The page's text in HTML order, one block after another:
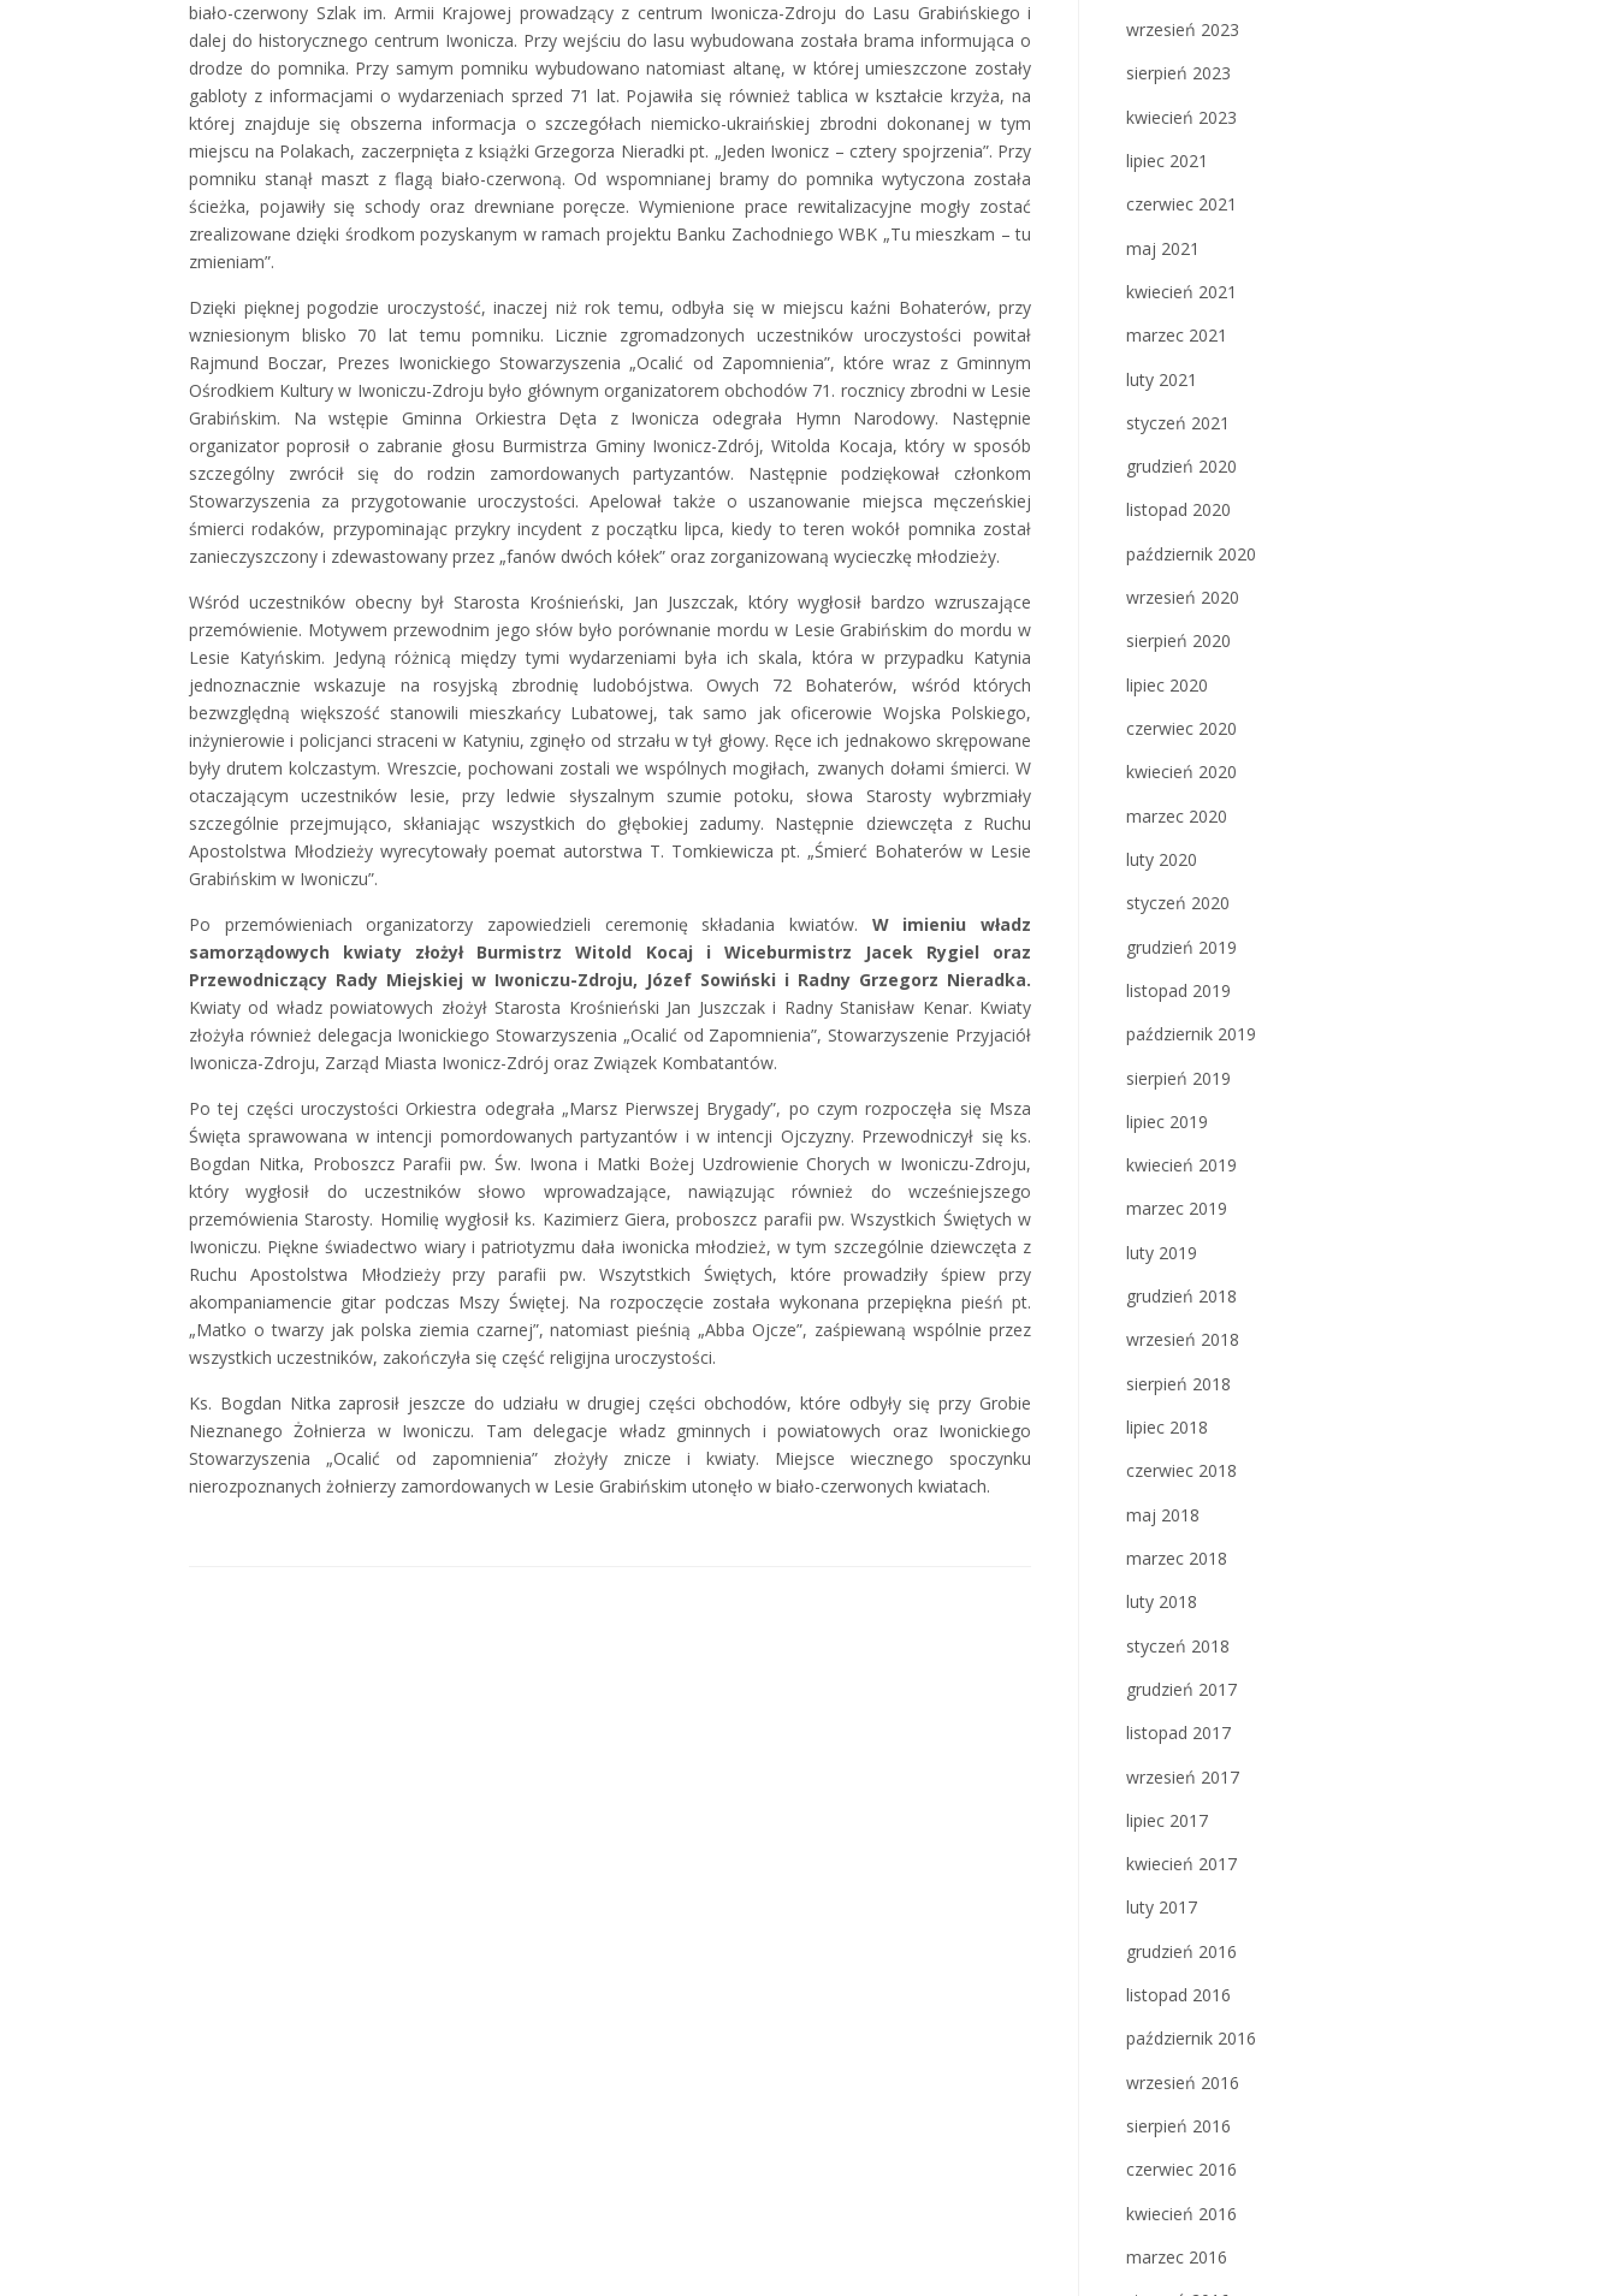
biało-czerwony Szlak im. Armii Krajowej prowadzący z centrum Iwonicza-Zdroju do Lasu Grabińskiego i
dalej do historycznego centrum Iwonicza. Przy wejściu do lasu wybudowana została brama informująca o
drodze do pomnika. Przy samym pomniku wybudowano natomiast altanę, w której umieszczone zostały
gabloty z informacjami o wydarzeniach sprzed 71 lat. Pojawiła się również tablica w kształcie krzyża, na
której znajduje się obszerna informacja o szczegółach niemicko-ukraińskiej zbrodni dokonanej w tym
miejscu na Polakach, zaczerpnięta z książki Grzegorza Nieradki pt. „Jeden Iwonicz – cztery spojrzenia”. Przy
pomniku stanął maszt z flagą biało-czerwoną. Od wspomnianej bramy do pomnika wytyczona została
ścieżka, pojawiły się schody oraz drewniane poręcze. Wymienione prace rewitalizacyjne mogły zostać
zrealizowane dzięki środkom pozyskanym w ramach projektu Banku Zachodniego WBK „Tu mieszkam – tu
zmieniam”.
Dzięki pięknej pogodzie uroczystość, inaczej niż rok temu, odbyła się w miejscu kaźni Bohaterów, przy
wzniesionym blisko 70 lat temu pomniku. Licznie zgromadzonych uczestników uroczystości powitał
Rajmund Boczar, Prezes Iwonickiego Stowarzyszenia „Ocalić od Zapomnienia”, które wraz z Gminnym
Ośrodkiem Kultury w Iwoniczu-Zdroju było głównym organizatorem obchodów 71. rocznicy zbrodni w Lesie
Grabińskim. Na wstępie Gminna Orkiestra Dęta z Iwonicza odegrała Hymn Narodowy. Następnie
organizator poprosił o zabranie głosu Burmistrza Gminy Iwonicz-Zdrój, Witolda Kocaja, który w sposób
szczególny zwrócił się do rodzin zamordowanych partyzantów. Następnie podziękował członkom
Stowarzyszenia za przygotowanie uroczystości. Apelował także o uszanowanie miejsca męczeńskiej
śmierci rodaków, przypominając przykry incydent z początku lipca, kiedy to teren wokół pomnika został
zanieczyszczony i zdewastowany przez „fanów dwóch kółek” oraz zorganizowaną wycieczkę młodzieży.
Wśród uczestników obecny był Starosta Krośnieński, Jan Juszczak, który wygłosił bardzo wzruszające
przemówienie. Motywem przewodnim jego słów było porównanie mordu w Lesie Grabińskim do mordu w
Lesie Katyńskim. Jedyną różnicą między tymi wydarzeniami była ich skala, która w przypadku Katynia
jednoznacznie wskazuje na rosyjską zbrodnię ludobójstwa. Owych 72 Bohaterów, wśród których
bezwzględną większość stanowili mieszkańcy Lubatowej, tak samo jak oficerowie Wojska Polskiego,
inżynierowie i policjanci straceni w Katyniu, zginęło od strzału w tył głowy. Ręce ich jednakowo skrępowane
były drutem kolczastym. Wreszcie, pochowani zostali we wspólnych mogiłach, zwanych dołami śmierci. W
otaczającym uczestników lesie, przy ledwie słyszalnym szumie potoku, słowa Starosty wybrzmiały
szczególnie przejmująco, skłaniając wszystkich do głębokiej zadumy. Następnie dziewczęta z Ruchu
Apostolstwa Młodzieży wyrecytowały poemat autorstwa T. Tomkiewicza pt. „Śmierć Bohaterów w Lesie
Grabińskim w Iwoniczu”.
Po przemówieniach organizatorzy zapowiedzieli ceremonię składania kwiatów. W imieniu władz
samorządowych kwiaty złożył Burmistrz Witold Kocaj i Wiceburmistrz Jacek Rygiel oraz
Przewodniczący Rady Miejskiej w Iwoniczu-Zdroju, Józef Sowiński i Radny Grzegorz Nieradka.
Kwiaty od władz powiatowych złożył Starosta Krośnieński Jan Juszczak i Radny Stanisław Kenar. Kwiaty
złożyła również delegacja Iwonickiego Stowarzyszenia „Ocalić od Zapomnienia”, Stowarzyszenie Przyjaciół
Iwonicza-Zdroju, Zarząd Miasta Iwonicz-Zdrój oraz Związek Kombatantów.
Po tej części uroczystości Orkiestra odegrała „Marsz Pierwszej Brygady”, po czym rozpoczęła się Msza
Święta sprawowana w intencji pomordowanych partyzantów i w intencji Ojczyzny. Przewodniczył się ks.
Bogdan Nitka, Proboszcz Parafii pw. Św. Iwona i Matki Bożej Uzdrowienie Chorych w Iwoniczu-Zdroju,
który wygłosił do uczestników słowo wprowadzające, nawiązując również do wcześniejszego
przemówienia Starosty. Homilię wygłosił ks. Kazimierz Giera, proboszcz parafii pw. Wszystkich Świętych w
Iwoniczu. Piękne świadectwo wiary i patriotyzmu dała iwonicka młodzież, w tym szczególnie dziewczęta z
Ruchu Apostolstwa Młodzieży przy parafii pw. Wszytstkich Świętych, które prowadziły śpiew przy
akompaniamencie gitar podczas Mszy Świętej. Na rozpoczęcie została wykonana przepiękna pieśń pt.
„Matko o twarzy jak polska ziemia czarnej”, natomiast pieśnią „Abba Ojcze”, zaśpiewaną wspólnie przez
wszystkich uczestników, zakończyła się część religijna uroczystości.
Ks. Bogdan Nitka zaprosił jeszcze do udziału w drugiej części obchodów, które odbyły się przy Grobie
Nieznanego Żołnierza w Iwoniczu. Tam delegacje władz gminnych i powiatowych oraz Iwonickiego
Stowarzyszenia „Ocalić od zapomnienia” złożyły znicze i kwiaty. Miejsce wiecznego spoczynku
nierozpoznanych żołnierzy zamordowanych w Lesie Grabińskim utonęło w biało-czerwonych kwiatach.
wrzesień 2023
sierpień 2023
kwiecień 2023
lipiec 2021
czerwiec 2021
maj 2021
kwiecień 2021
marzec 2021
luty 2021
styczeń 2021
grudzień 2020
listopad 2020
październik 2020
wrzesień 2020
sierpień 2020
lipiec 2020
czerwiec 2020
kwiecień 2020
marzec 2020
luty 2020
styczeń 2020
grudzień 2019
listopad 2019
październik 2019
sierpień 2019
lipiec 2019
kwiecień 2019
marzec 2019
luty 2019
grudzień 2018
wrzesień 2018
sierpień 2018
lipiec 2018
czerwiec 2018
maj 2018
marzec 2018
luty 2018
styczeń 2018
grudzień 2017
listopad 2017
wrzesień 2017
lipiec 2017
kwiecień 2017
luty 2017
grudzień 2016
listopad 2016
październik 2016
wrzesień 2016
sierpień 2016
czerwiec 2016
kwiecień 2016
marzec 2016